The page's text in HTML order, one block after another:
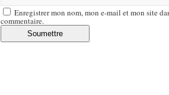
Enregistrer mon nom, mon e-mail et mon site
commentaire.